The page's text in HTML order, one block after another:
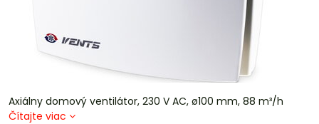
Axiálny domový ventilátor, 230 V AC, ø100 mm, 88 m³/h
Čítajte viac